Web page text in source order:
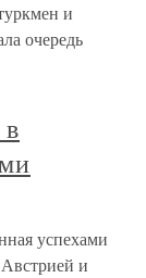
и
очередь
успехами
и